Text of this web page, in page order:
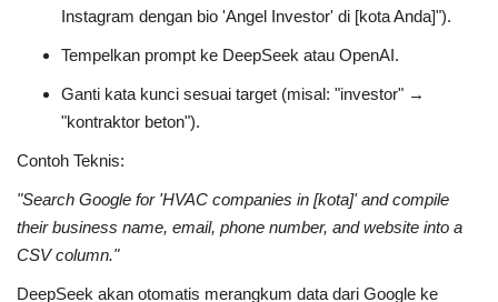
Instagram dengan bio 'Angel Investor' di [kota Anda]").
Tempelkan prompt ke DeepSeek atau OpenAI.
Ganti kata kunci sesuai target (misal: "investor" →
"kontraktor beton").
Contoh Teknis:
"Search Google for 'HVAC companies in [kota]' and compile
their business name, email, phone number, and website into a
CSV column."
DeepSeek akan otomatis merangkum data dari Google ke